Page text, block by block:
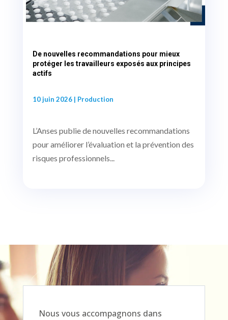
De nouvelles recommandations pour mieux
protéger les travailleurs exposés aux principes
actifs
10 juin 2026| Production
L’Anses publie de nouvelles recommandations
pour améliorer l’évaluation et la prévention des
risques professionnels...
Nous vous accompagnons dans